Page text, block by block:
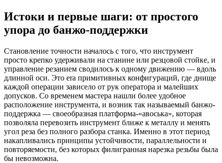
Истоки и первые шаги: от простого
упора до банжо-поддержки
Становление точности началось с того, что инструмент
просто крепко удерживали на станине или резцовой стойке, и
управление резанием сводилось к одному движению — вдоль
длинной оси. Это era примитивных конфигураций, где днище
каждой операции зависело от рук оператора и малейших
допусков. Со временем мастера нашли более удобное
расположение инструмента, и возник так называемый банжо-
поддержка — своеобразная платформа-«авоська», которая
позволяла перевозить инструмент ближе к металлу и менять
угол реза без полного разбора станка. Именно в этот период
накапливались принципы устойчивости, параллельности и
повторяемости, без которых филигранная нарезка резьбы была
бы невозможна.